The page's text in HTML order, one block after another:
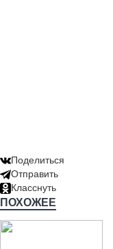
Поделиться
Отправить
Класснуть
ПОХОЖЕЕ